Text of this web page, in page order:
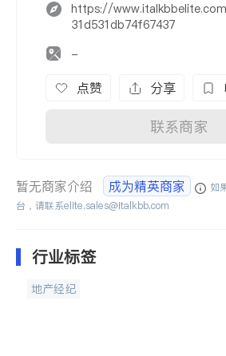
https://
31d531db74f67437
-
点赞 分享
联系商家
暂无商家介绍 成为精英商家
如
台，请联系elite.sales@italkbb.com
行业标签
地产经纪